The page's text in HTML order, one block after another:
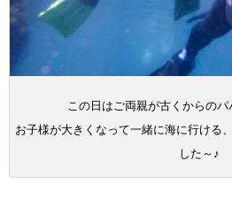
この日はご両親が古くからのパ
お子様が大きくなって一緒に海に行ける
した～♪